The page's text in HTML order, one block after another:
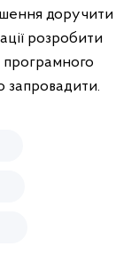
доручити
розробити
програмного
запровадити.